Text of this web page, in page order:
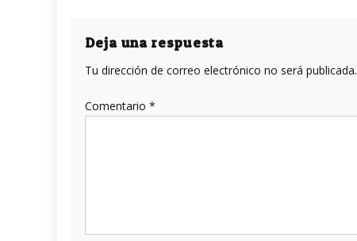
entradas
Deja una respuesta
Tu dirección de correo electrónico no será publicada.
Comentario *